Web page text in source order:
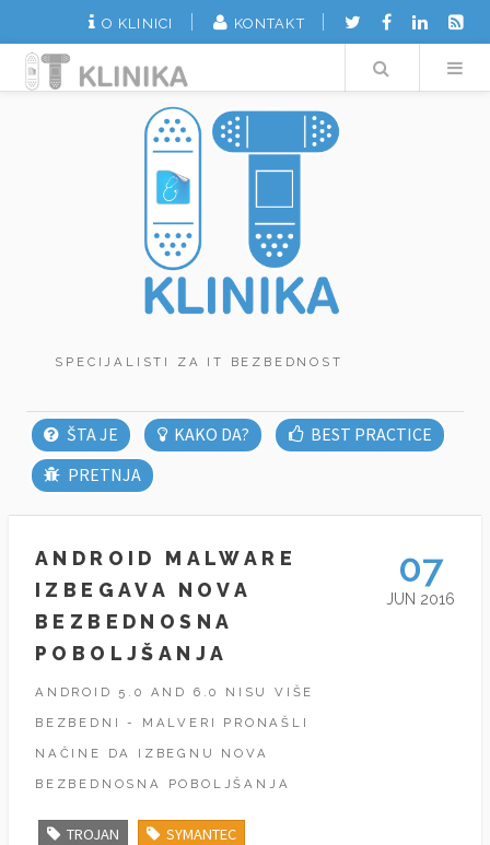
O KLINICI KONTAKT
Search
ŠTA JE KAKO DA?
BEST PRACTICE
PRETNJA
ANDROID MALWARE
IZBEGAVA NOVA
BEZBEDNOSNA
POBOLJŠANJA
ANDROID 5.0 AND 6.0 NISU VIŠE
BEZBEDNI - MALVERI PRONAŠLI
NAČINE DA IZBEGNU NOVA
BEZBEDNOSNA POBOLJŠANJA
TROJAN SYMANTEC
07
JUN 2016
SPECIJALISTI ZA IT BEZBEDNOST